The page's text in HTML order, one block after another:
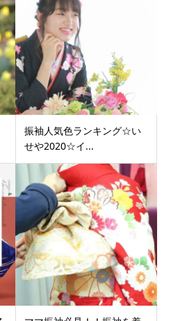
振袖人気色ランキング☆い
せや2020☆イ...